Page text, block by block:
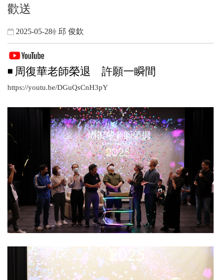
歡送
2025-05-28 邱 俊欽
◾ 周復華老師榮退 許願一瞬間
https://youtu.be/DGuQsCnH3pY